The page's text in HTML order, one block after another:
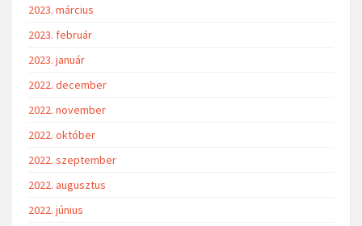
2023. március
2023. február
2023. január
2022. december
2022. november
2022. október
2022. szeptember
2022. augusztus
2022. június